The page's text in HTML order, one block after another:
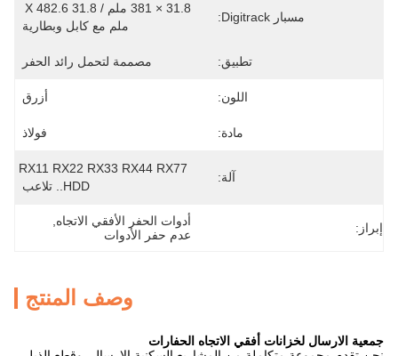
مسبار Digitrack:
ملم مع كابل وبطارية
تطبيق: مصممة لتحمل رائد الحفر
اللون: أزرق
مادة: فولاذ
آلة:
RX11 RX22 RX33 RX44 RX77
..HDD تلاعب
إبراز: أدوات الحفر الأفقي الاتجاه
عدم حفر الأدوات
وصف المنتج
جمعية الارسال لخزانات أفقي الاتجاه الحفارات